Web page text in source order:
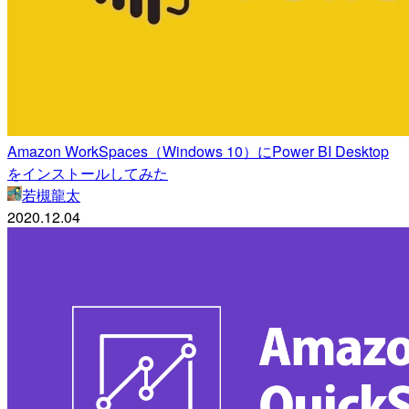
Amazon WorkSpaces（Windows 10）にPower BI Desktop
をインストールしてみた
若槻龍太
2020.12.04